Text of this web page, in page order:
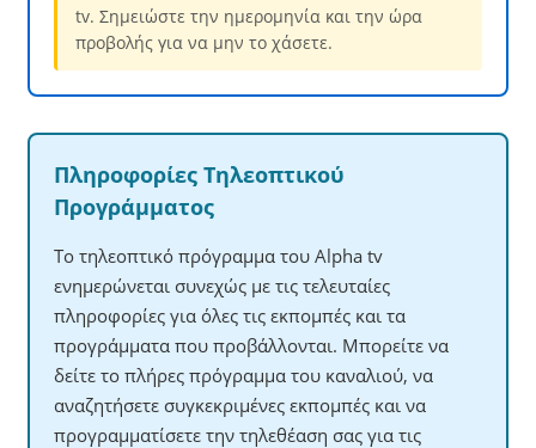
tv. Σημειώστε την ημερομηνία και την ώρα
προβολής για να μην το χάσετε.
Πληροφορίες Τηλεοπτικού
Προγράμματος
Το τηλεοπτικό πρόγραμμα του Alpha tv
ενημερώνεται συνεχώς με τις τελευταίες
πληροφορίες για όλες τις εκπομπές και τα
προγράμματα που προβάλλονται. Μπορείτε να
δείτε το πλήρες πρόγραμμα του καναλιού, να
αναζητήσετε συγκεκριμένες εκπομπές και να
προγραμματίσετε την τηλεθέαση σας για τις